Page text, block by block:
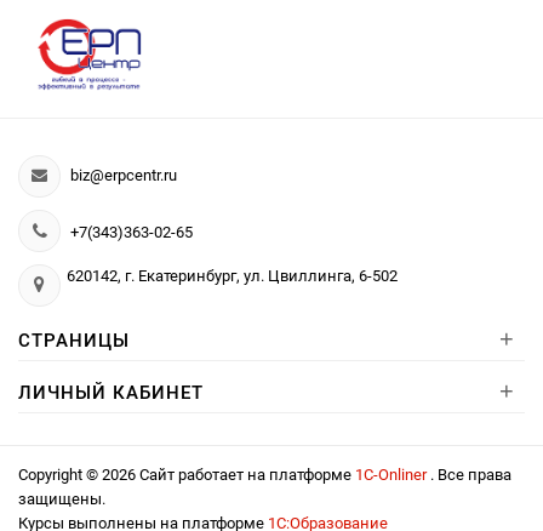
biz@erpcentr.ru
+7(343)363-02-65
620142, г. Екатеринбург, ул. Цвиллинга, 6-502
СТРАНИЦЫ +
ЛИЧНЫЙ КАБИНЕТ +
Copyright © 2026 Сайт работает на платформе 1С-Onliner . Все права
защищены.
Курсы выполнены на платформе 1С:Образование